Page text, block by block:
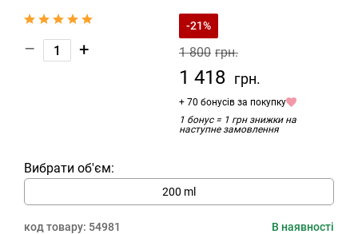
– +
-21%
1 800 грн.
1 418 грн.
+ 70 бонусів за покупку
1 бонус = 1 грн знижки на
наступне замовлення
Вибрати об'єм:
200 ml
код товару: 54981 В наявності